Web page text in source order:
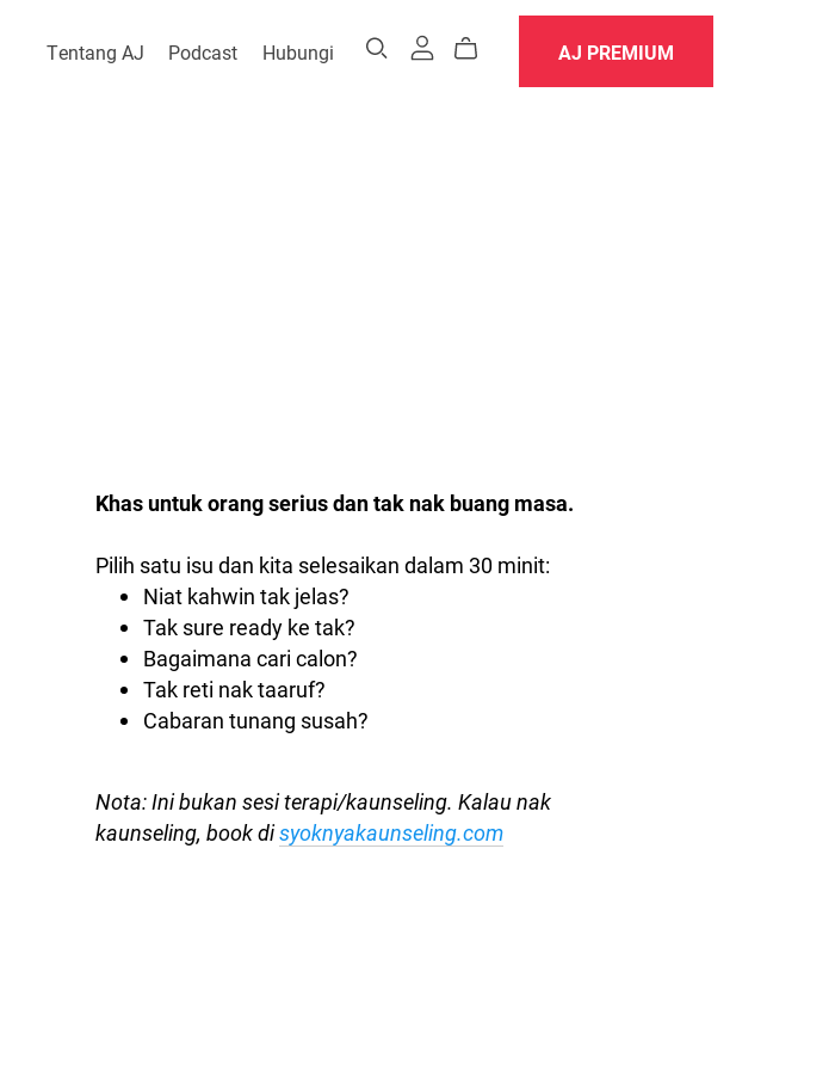
Tentang AJ Podcast Hubungi AJ PREMIUM
Khas untuk orang serius dan tak nak buang masa.
Pilih satu isu dan kita selesaikan dalam 30 minit:
Niat kahwin tak jelas?
Tak sure ready ke tak?
Bagaimana cari calon?
Tak reti nak taaruf?
Cabaran tunang susah?
Nota: Ini bukan sesi terapi/kaunseling. Kalau nak
kaunseling, book disyoknyakaunseling.com